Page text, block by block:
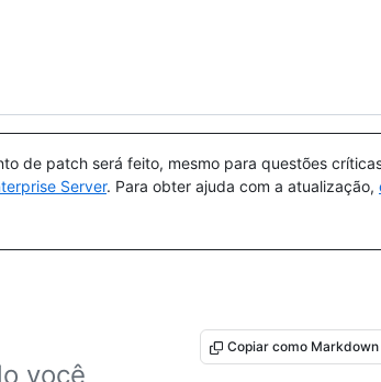
de patch será feito, mesmo para questões
Server. Para obter ajuda com a atualização,
você
Copiar como Markdown